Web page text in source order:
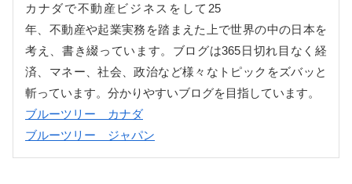
カナダで不動産ビジネスをして25
年、不動産や起業実務を踏まえた上で世界の中の日本を
考え、書き綴っています。ブログは365日切れ目なく経
済、マネー、社会、政治など様々なトピックをズバッと
斬っています。分かりやすいブログを目指しています。
ブルーツリー カナダ
ブルーツリー ジャパン